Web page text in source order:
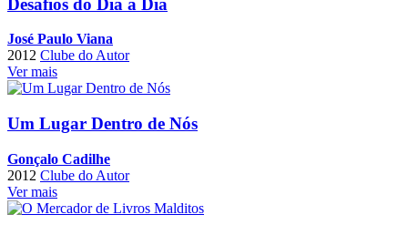
José Paulo Viana
2012 Clube do Autor
Ver mais
Um Lugar Dentro de Nós
Gonçalo Cadilhe
2012 Clube do Autor
Ver mais